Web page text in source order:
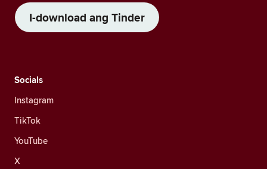
I-download ang Tinder
Socials
Instagram
TikTok
YouTube
X